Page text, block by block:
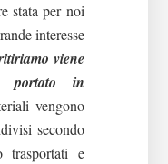
stata per noi
interesse
viene
portato in
vengono
secondo
trasportati e